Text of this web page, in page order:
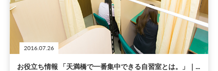
2016.07.26
お役立ち情報 「天満橋で一番集中できる自習室とは。」｜...